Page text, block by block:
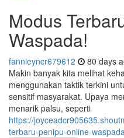
Modus
Waspada!
fannieyncr679612 80 days
Makin banyak kita melihat
menggunakan taktik terkini
sensitif masyarakat. Upaya
menarik palsu, seperti
https://
terbaru-penipu-online-